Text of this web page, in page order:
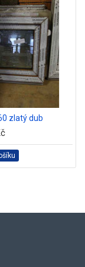
zlatý dub